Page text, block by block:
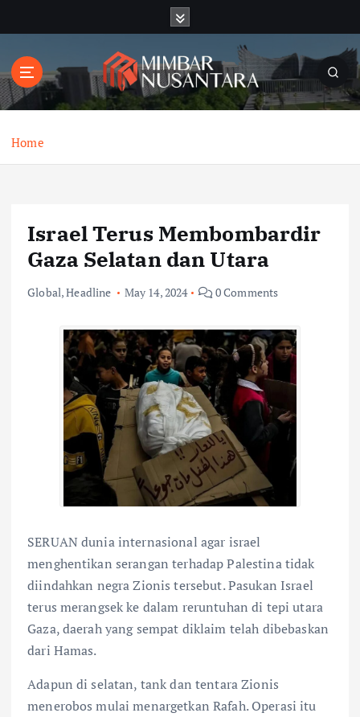
t
o
Home
Israel Terus Membombardir
Gaza Selatan dan Utara
Global,Headline May 14, 2024 0 Comments
SERUAN dunia internasional agar israel
menghentikan serangan terhadap Palestina tidak
diindahkan negra Zionis tersebut. Pasukan Israel
terus merangsek ke dalam reruntuhan di tepi utara
Gaza, daerah yang sempat diklaim telah dibebaskan
dari Hamas.
Adapun di selatan, tank dan tentara Zionis
menerobos mulai menargetkan Rafah. Operasi itu